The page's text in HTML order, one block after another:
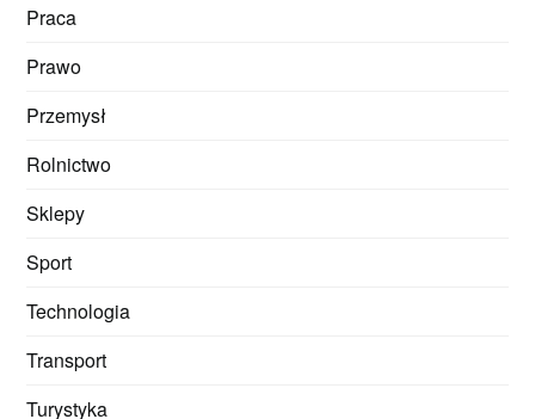
Praca
Prawo
Przemysł
Rolnictwo
Sklepy
Sport
Technologia
Transport
Turystyka